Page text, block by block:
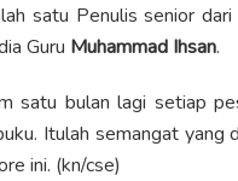
satu Penulis senior
Guru Muhammad Ihsan.
satu bulan lagi setiap
Itulah semangat yang
ini. (kn/cse)